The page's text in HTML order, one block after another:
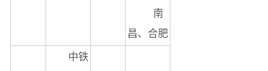
南
昌、合肥
中铁